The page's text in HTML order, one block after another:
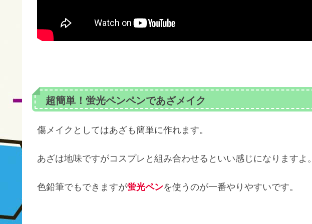
超簡単！蛍光ペンペンであざメイク
傷メイクとしてはあざも簡単に作れます。
あざは地味ですがコスプレと組み合わせるといい感じになりますよ。
色鉛筆でもできますが蛍光ペンを使うのが一番やりやすいです。